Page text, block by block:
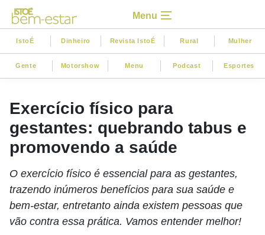
Menu
IstoÉ Dinheiro Revista IstoÉ Rural Mulher
Gente Motorshow Menu Podcast Esportes
Exercício físico para
gestantes: quebrando tabus e
promovendo a saúde
O exercício físico é essencial para as gestantes,
trazendo inúmeros benefícios para sua saúde e
bem-estar, entretanto ainda existem pessoas que
vão contra essa prática. Vamos entender melhor!